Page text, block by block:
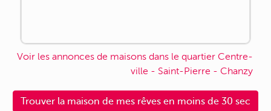
Voir les annonces de maisons dans le quartier Centre-
ville - Saint-Pierre - Chanzy
Trouver la maison de mes rêves en moins de 30 sec